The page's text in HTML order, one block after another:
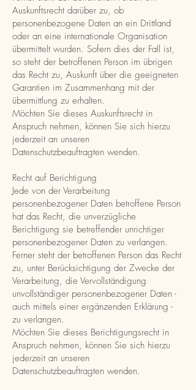
Auskunftsrecht darüber zu, ob
personenbezogene Daten an ein Drittland
oder an eine internationale Organisation
übermittelt wurden. Sofern dies der Fall ist,
so steht der betroffenen Person im übrigen
das Recht zu, Auskunft über die geeigneten
Garantien im Zusammenhang mit der
übermittlung zu erhalten.
Möchten Sie dieses Auskunftsrecht in
Anspruch nehmen, können Sie sich hierzu
jederzeit an unseren
Datenschutzbeauftragten wenden.
Recht auf Berichtigung
Jede von der Verarbeitung
personenbezogener Daten betroffene Person
hat das Recht, die unverzügliche
Berichtigung sie betreffender unrichtiger
personenbezogener Daten zu verlangen.
Ferner steht der betroffenen Person das Recht
zu, unter Berücksichtigung der Zwecke der
Verarbeitung, die Vervollständigung
unvollständiger personenbezogener Daten -
auch mittels einer ergänzenden Erklärung -
zu verlangen.
Möchten Sie dieses Berichtigungsrecht in
Anspruch nehmen, können Sie sich hierzu
jederzeit an unseren
Datenschutzbeauftragten wenden.